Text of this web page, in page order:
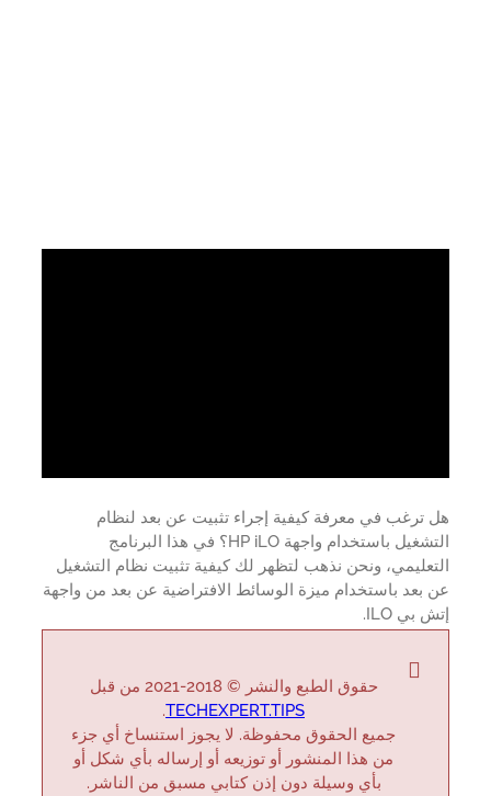
ترغب في معرفة كيفية إجراء تثبيت عن بعد لنظام
التشغيل باستخدام واجهة HP iLO؟ في هذا البرنامج
ونحن نذهب لتظهر لك كيفية تثبيت نظام التشغيل
بعد باستخدام ميزة الوسائط الافتراضية عن بعد من واجهة
حقوق الطبع والنشر © 2018-2021 من قبل
TECHEXPERT.TIPS
.
جميع الحقوق محفوظة. لا يجوز استنساخ أي جزء
من هذا المنشور أو توزيعه أو إرساله بأي شكل أو
بأي وسيلة دون إذن كتابي مسبق من الناشر.